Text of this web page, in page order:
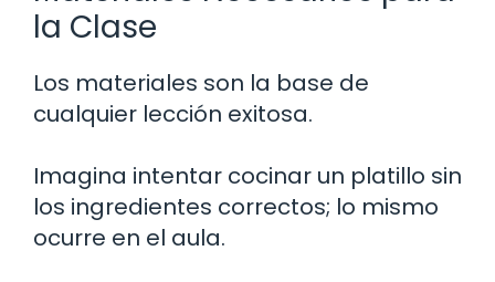
la Clase
Los materiales son la base de
cualquier lección exitosa.
Imagina intentar cocinar un platillo sin
los ingredientes correctos; lo mismo
ocurre en el aula.